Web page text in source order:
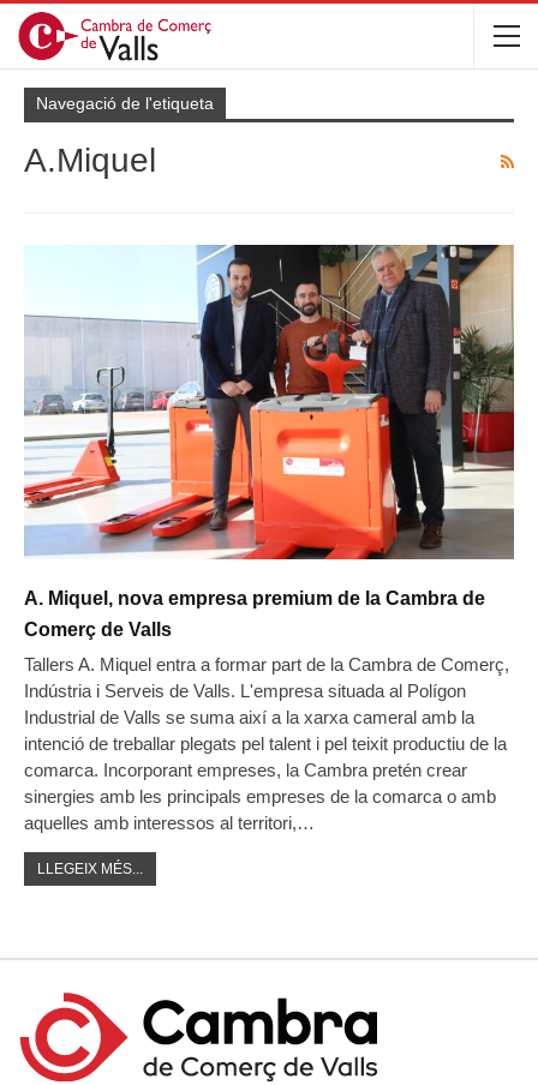
Navegació de l'etiqueta
A.Miquel
A. Miquel, nova empresa premium de la Cambra de
Comerç de Valls
Tallers A. Miquel entra a formar part de la Cambra de Comerç,
Indústria i Serveis de Valls. L'empresa situada al Polígon
Industrial de Valls se suma així a la xarxa cameral amb la
intenció de treballar plegats pel talent i pel teixit productiu de la
comarca. Incorporant empreses, la Cambra pretén crear
sinergies amb les principals empreses de la comarca o amb
aquelles amb interessos al territori,…
LLEGEIX MÉS...